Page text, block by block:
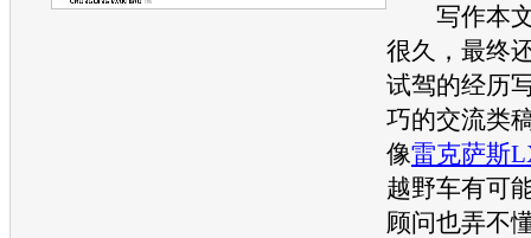
写作本文
很久，最终
试驾的经历
巧的交流类
像雷克萨斯
越野车有可
顾问也弄不